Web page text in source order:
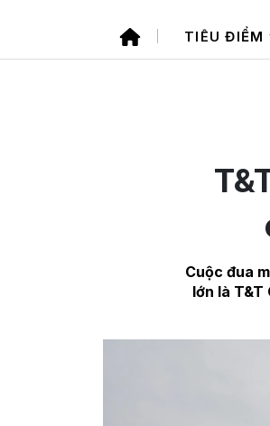
TIÊU ĐIỂM
Cuộc đua
lớn là T&T